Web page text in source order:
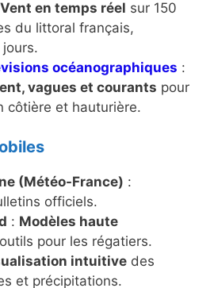
Vent en temps réel sur 150
du littoral français,
océanographiques :
vagues et courants pour
côtière et hauturière.
(Météo-France) :
officiels.
: Modèles haute
pour les régatiers.
intuitive des
et précipitations.